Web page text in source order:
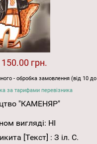
150.00 грн.
- обробка замовлення (від 10 до
за тарифами перевізника
"КАМЕНЯР"
вигляді: НІ
[Текст] : З іл. С.